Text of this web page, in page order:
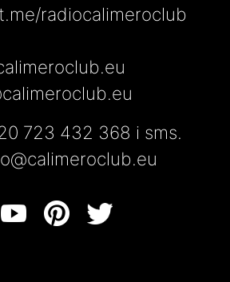
radiocalimeroclub
723 432 368 i sms.